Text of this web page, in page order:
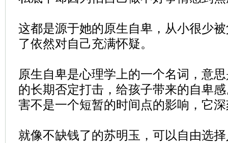
这都是源于她的原生自卑，从小很少
了依然对自己充满怀疑。
原生自卑是心理学上的一个名词，意
的长期否定打击，给孩子带来的自卑
害不是一个短暂的时间点的影响，它
就像不缺钱了的苏明玉，可以自由选